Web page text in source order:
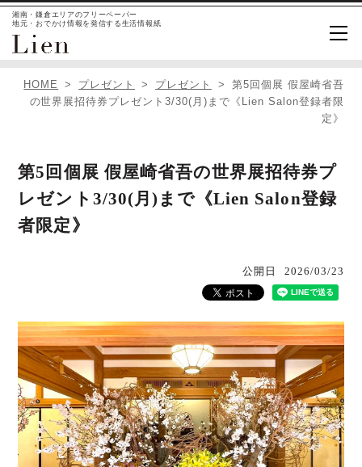
湘南・鎌倉エリアのフリーペーパー
地元・おでかけ情報を発信する生活情報紙
HOME プレゼント プレゼント
第5回個展 假屋崎省吾
の世界展招待券プレゼント3/30(月)まで《Lien Salon登録者限
定》
第5回個展 假屋崎省吾の世界展招待券プ
レゼント3/30(月)まで《Lien Salon登録
者限定》
公開日 2026/03/23